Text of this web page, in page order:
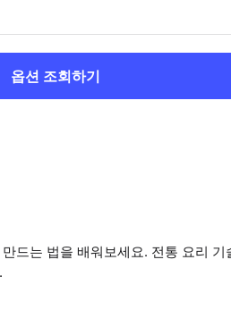
옵션 조회하기
드는 법을 배워보세요. 전통 요리